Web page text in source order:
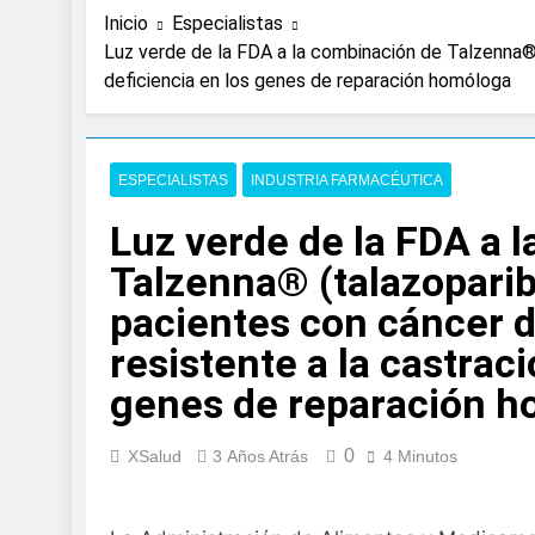
Expertos de
solo unos
2 Días Atrás
La presencia de
colorrectal
3 Días Atrás
ISDIN promueve
1 Semana Atrás
La fisioterapia
1 Semana Atrás
Aprobado el
libre
2 Semanas Atrás
El Gobierno
2 Semanas Atrás
La fiebre del
Inicio
Especialistas
Luz verde de la FDA a la combinación de
deficiencia en los genes de reparación homóloga
ESPECIALISTAS INDUSTRIA FARMACÉUTICA
Luz verde de la FDA a
Talzenna®
pacientes con cáncer
resistente a la
genes de reparación
XSalud 3 Años Atrás 0 4 Minutos